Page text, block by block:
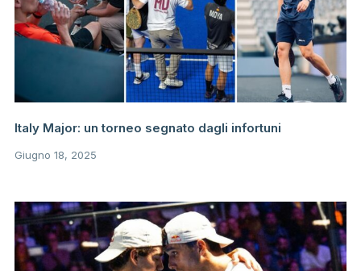
Italy Major: un torneo segnato dagli infortuni
Giugno 18, 2025